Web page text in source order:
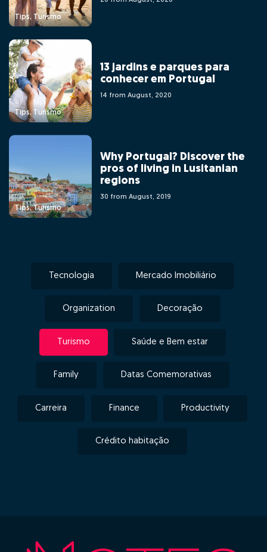
Tips, Turismo
Tips, Turismo
13 jardins e parques para
conhecer em Portugal
14 from August, 2020
Tips, Turismo
Why Portugal? Discover the
pros of living in Lusitanian
regions
30 from August, 2019
Tecnologia Mercado Imobiliário
Organization Decoração
Turismo Saúde e Bem estar
Family Datas Comemorativas
Carreira Finance Productivity
Crédito habitação